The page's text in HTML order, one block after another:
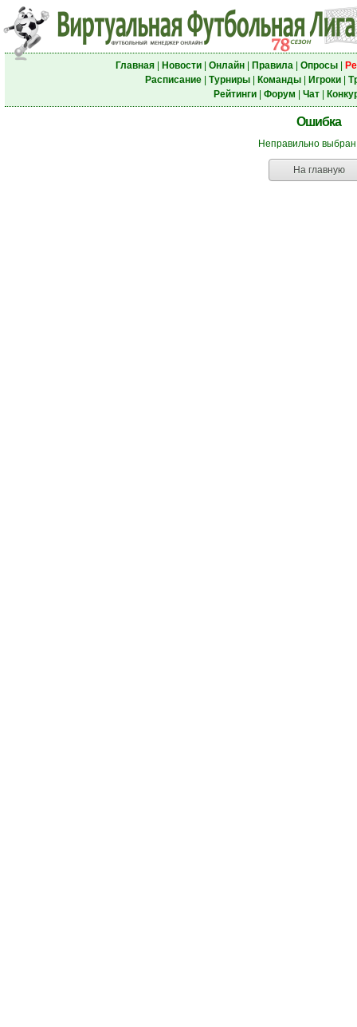
Главная| Новости| Онлайн| Правила| Опросы|
Расписание| Турниры| Команды| Игроки|
Рейтинги| Форум Чат|
Ошибка
Неправильно
На главную